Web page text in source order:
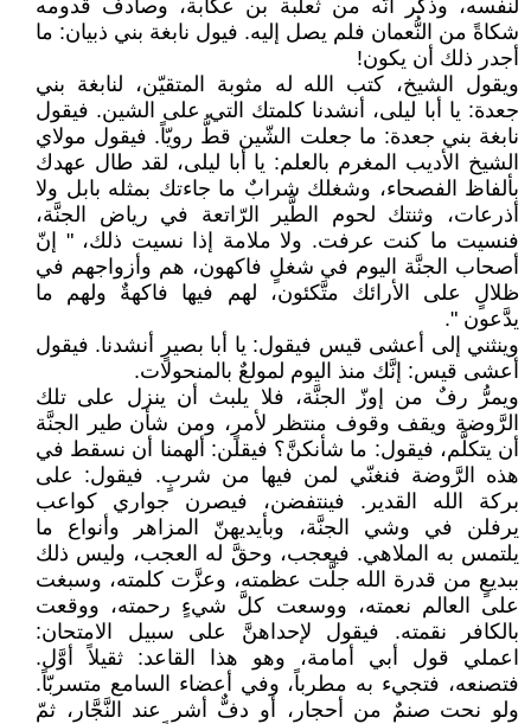
لنفسه، وذكر أنَّه من ثعلبة بن عكابة، وصادف قدومه
شكاةً من النُّعمان فلم يصل إليه. فيول نابغة بني ذبيان: ما
أجدر ذلك أن يكون!
ويقول الشيخ، كتب الله له مثوبة المتقيّن، لنابغة بني
جعدة: يا أبا ليلى، أنشدنا كلمتك التي على الشين. فيقول
نابغة بني جعدة: ما جعلت الشّين قطُّ رويّاً. فيقول مولاي
الشيخ الأديب المغرم بالعلم: يا أبا ليلى، لقد طال عهدك
بألفاظ الفصحاء، وشغلك شرابٌ ما جاءتك بمثله بابل ولا
أذرعات، وثنتك لحوم الطَّير الرّاتعة في رياض الجنَّة،
فنسيت ما كنت عرفت. ولا ملامة إذا نسيت ذلك، " إنّ
أصحاب الجنَّة اليوم في شغلٍ فاكهون، هم وأزواجهم في
ظلالٍ على الأرائك متَّكئون، لهم فيها فاكهةٌ ولهم ما
يدَّعون ".
وينثني إلى أعشى قيس فيقول: يا أبا بصيرٍ أنشدنا. فيقول
أعشى قيس: إنَّك منذ اليوم لمولعٌ بالمنحولات.
ويمرُّ رفٌ من إوزّ الجنَّة، فلا يلبث أن ينزل على تلك
الرَّوضة ويقف وقوف منتظر لأمرٍ، ومن شأن طير الجنَّة
أن يتكلَّم، فيقول: ما شأنكنَّ؟ فيقلن: ألهمنا أن نسقط في
هذه الرَّوضة فنغنّي لمن فيها من شربٍ. فيقول: على
بركة الله القدير. فينتفضن، فيصرن جواري كواعب
يرفلن في وشي الجنَّة، وبأيديهنّ المزاهر وأنواع ما
يلتمس به الملاهي. فيعجب، وحقَّ له العجب، وليس ذلك
ببديعٍ من قدرة الله جلَّت عظمته، وعزَّت كلمته، وسبغت
على العالم نعمته، ووسعت كلَّ شيءٍ رحمته، ووقعت
بالكافر نقمته. فيقول لإحداهنَّ على سبيل الامتحان:
اعملي قول أبي أمامة، وهو هذا القاعد: ثقيلاً أوَّل.
فتصنعه، فتجيء به مطرباً، وفي أعضاء السامع متسربّاً.
ولو نحت صنمٌ من أحجار، أو دفٌّ أشر عند النَّجَّار، ثمّ